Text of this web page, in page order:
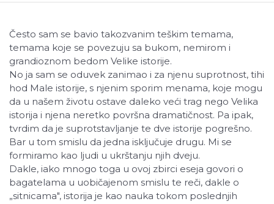
Često sam se bavio takozvanim teškim temama,
temama koje se povezuju sa bukom, nemirom i
grandioznom bedom Velike istorije.
No ja sam se oduvek zanimao i za njenu suprotnost, tihi
hod Male istorije, s njenim sporim menama, koje mogu
da u našem životu ostave daleko veći trag nego Velika
istorija i njena neretko površna dramatičnost. Pa ipak,
tvrdim da je suprotstavljanje te dve istorije pogrešno.
Bar u tom smislu da jedna isključuje drugu. Mi se
formiramo kao ljudi u ukrštanju njih dveju.
Dakle, iako mnogo toga u ovoj zbirci eseja govori o
bagatelama u uobičajenom smislu te reči, dakle o
„sitnicama", istorija je kao nauka tokom poslednjih